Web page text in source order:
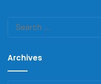
Archives